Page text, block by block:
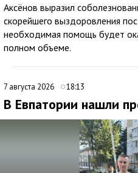
Аксёнов выразил
скорейшего выздоровления
необходимая помощь будет
полном объеме.
7 августа 2026 18:13
В Евпатории нашли